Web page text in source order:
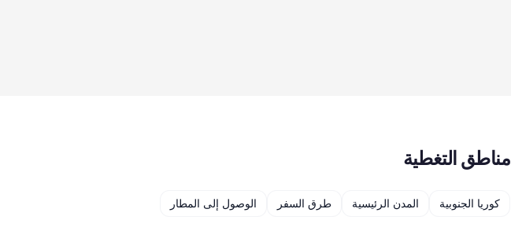
مناطق التغطية
كوريا الجنوبية المدن الرئيسية طرق السفر الوصول إلى المطار